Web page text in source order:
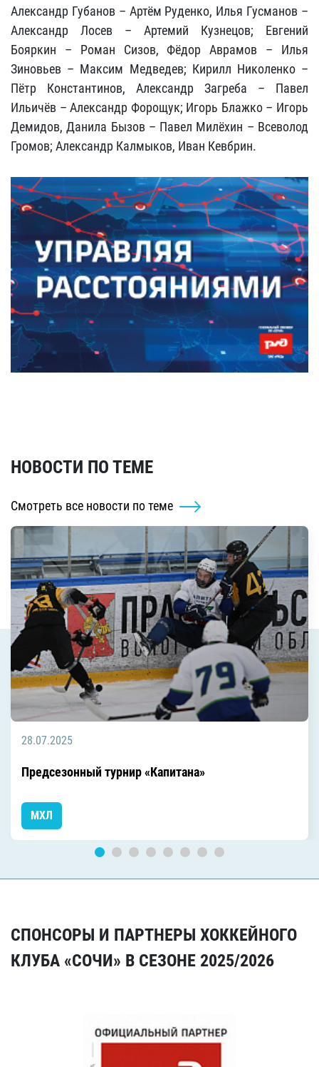
Александр Губанов – Артём Руденко, Илья Гусманов –
Александр Лосев – Артемий Кузнецов; Евгений
Бояркин – Роман Сизов, Фёдор Аврамов – Илья
Зиновьев – Максим Медведев; Кирилл Николенко –
Пётр Константинов, Александр Загреба – Павел
Ильичёв – Александр Форощук; Игорь Блажко – Игорь
Демидов, Данила Бызов – Павел Милёхин – Всеволод
Громов; Александр Калмыков, Иван Кевбрин.
НОВОСТИ ПО ТЕМЕ
Смотреть все новости по теме
28.07.2025
Предсезонный турнир «Капитана»
МХЛ
СПОНСОРЫ И ПАРТНЕРЫ ХОККЕЙНОГО
КЛУБА «СОЧИ» В СЕЗОНЕ 2025/2026